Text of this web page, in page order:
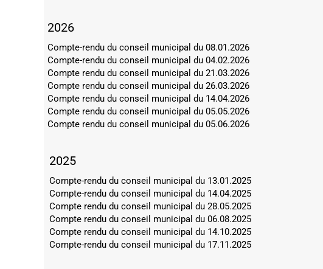
2026
Compte-rendu du conseil municipal du 08.01.2026
Compte-rendu du conseil municipal du 04.02.2026
Compte rendu du conseil municipal du 21.03.2026
Compte rendu du conseil municipal du 26.03.2026
Compte rendu du conseil municipal du 14.04.2026
Compte rendu du conseil municipal du 05.05.2026
Compte rendu du conseil municipal du 05.06.2026
2025
Compte-rendu du conseil municipal du 13.01.2025
Compte-rendu du conseil municipal du 14.04.2025
Compte rendu du conseil municipal du 28.05.2025
Compte rendu du conseil municipal du 06.08.2025
Compte rendu du conseil municipal du 14.10.2025
Compte-rendu du conseil municipal du 17.11.2025